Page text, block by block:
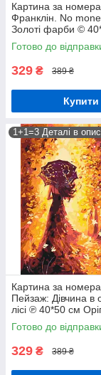
Картина за
Франклін. No
Золоті фарби ©
Орігамі LW 3284
Готово до
329 ₴ 389 ₴
Купити
1+1=3 Деталі в
Картина за
Пейзаж: Дівчина в
лісі ℗ 40*50 см
3062
Готово до
329 ₴ 389 ₴